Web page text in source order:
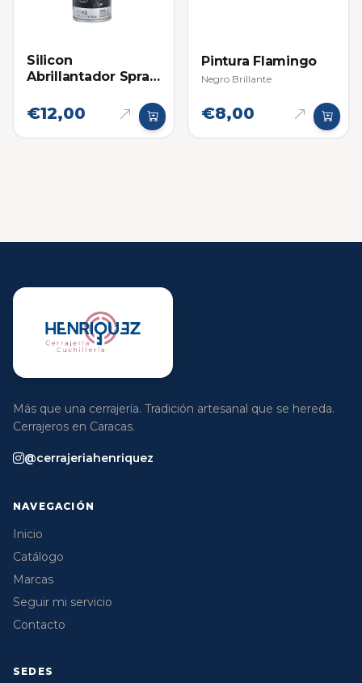
Silicon
Abrillantador Spray
Flamingo
€12,00
Pintura Flamingo
Negro Brillante
€8,00
Más que una cerrajería. Tradición artesanal que se hereda.
Cerrajeros en Caracas.
@cerrajeriahenriquez
NAVEGACIÓN
Inicio
Catálogo
Marcas
Seguir mi servicio
Contacto
SEDES